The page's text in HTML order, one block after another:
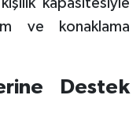
kapasitesiyle
ve konaklama
Destek